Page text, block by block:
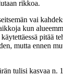
rikkoa.
vai
kun
pitää
mutta ennen
tulisi kasvaa n.